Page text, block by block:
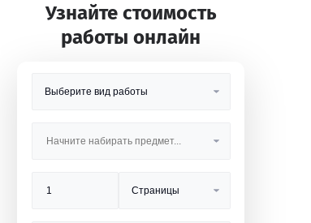
Узнайте стоимость
работы онлайн